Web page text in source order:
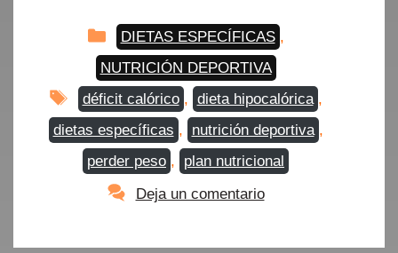
Categorías
DIETAS ESPECÍFICAS ,
NUTRICIÓN DEPORTIVA
Etiquetas
déficit calórico , dieta hipocalórica ,
dietas específicas , nutrición deportiva ,
perder peso ,
plan nutricional
Deja un comentario